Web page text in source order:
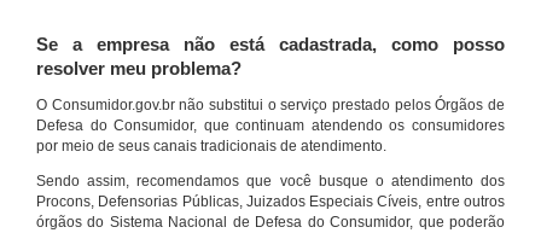
Se a empresa não está cadastrada, como posso
resolver meu problema?
O Consumidor.gov.br não substitui o serviço prestado pelos Órgãos de
Defesa do Consumidor, que continuam atendendo os consumidores
por meio de seus canais tradicionais de atendimento.
Sendo assim, recomendamos que você busque o atendimento dos
Procons, Defensorias Públicas, Juizados Especiais Cíveis, entre outros
órgãos do Sistema Nacional de Defesa do Consumidor, que poderão